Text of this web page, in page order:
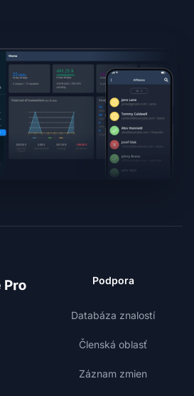
Podpora
Databáza znalostí
Členská oblasť
Záznam zmien